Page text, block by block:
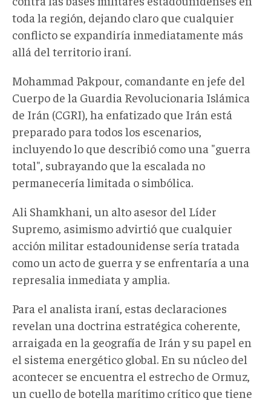
toda la región, dejando claro que cualquier
conflicto se expandiría inmediatamente más
allá del territorio iraní.
Mohammad Pakpour, comandante en jefe del
Cuerpo de la Guardia Revolucionaria Islámica
de Irán (CGRI), ha enfatizado que Irán está
preparado para todos los escenarios,
incluyendo lo que describió como una "guerra
total", subrayando que la escalada no
permanecería limitada o simbólica.
Ali Shamkhani, un alto asesor del Líder
Supremo, asimismo advirtió que cualquier
acción militar estadounidense sería tratada
como un acto de guerra y se enfrentaría a una
represalia inmediata y amplia.
Para el analista iraní, estas declaraciones
revelan una doctrina estratégica coherente,
arraigada en la geografía de Irán y su papel en
el sistema energético global. En su núcleo del
acontecer se encuentra el estrecho de Ormuz,
un cuello de botella marítimo crítico que tiene